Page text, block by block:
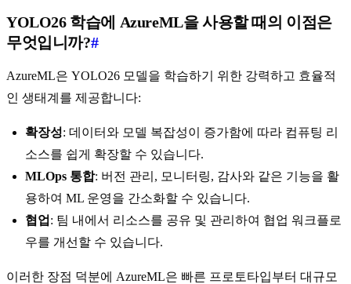
YOLO26 학습에 AzureML을 사용할 때의 이점은
무엇입니까?#
AzureML은 YOLO26 모델을 학습하기 위한 강력하고 효율적
인 생태계를 제공합니다:
확장성: 데이터와 모델 복잡성이 증가함에 따라 컴퓨팅 리
소스를 쉽게 확장할 수 있습니다.
MLOps 통합: 버전 관리, 모니터링, 감사와 같은 기능을 활
용하여 ML 운영을 간소화할 수 있습니다.
협업 : 팀 내에서 리소스를 공유 및 관리하여 협업 워크플로
우를 개선할 수 있습니다.
이러한 장점 덕분에 AzureML은 빠른 프로토타입부터 대규모